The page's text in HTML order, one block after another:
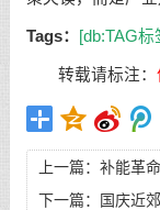
Tags： [db:TAG标
转载请标注：
上一篇： 补能革
下一篇：
国庆近